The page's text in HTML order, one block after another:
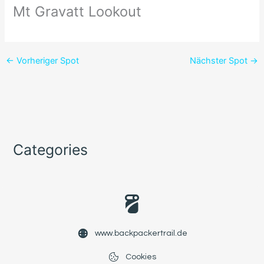
Mt Gravatt Lookout
← Vorheriger Spot Nächster Spot →
Categories
www.backpackertrail.de
Cookies